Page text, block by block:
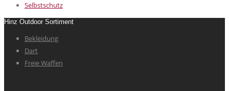
Selbstschutz
Hinz Outdoor Sortiment
Bekleidung
Dart
Freie Waffen